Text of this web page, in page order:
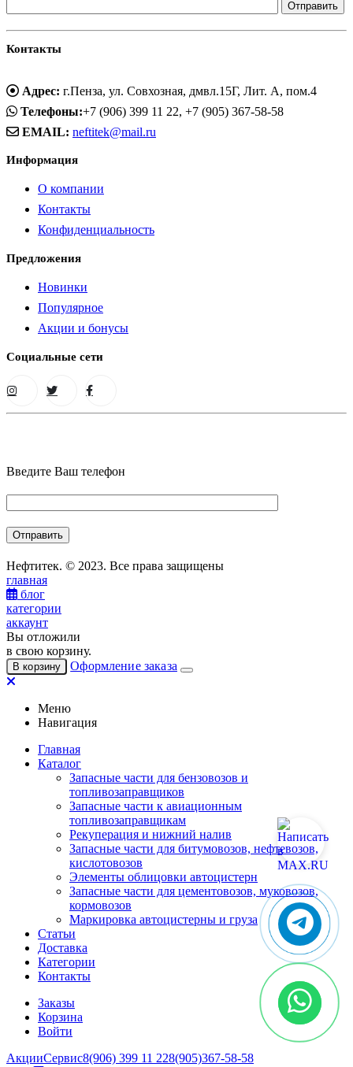
Контакты
Адрес: г.Пенза, ул. Совхозная, дмвл.15Г, Лит. А, пом.4
Телефоны:+7 (906) 399 11 22, +7 (905) 367-58-58
EMAIL: neftitek@mail.ru
Информация
О компании
Контакты
Конфиденциальность
Предложения
Новинки
Популярное
Акции и бонусы
Социальные сети
Введите Ваш телефон
Нефтитек. © 2023. Все права защищены
главная
блог
категории
аккаунт
Вы отложили
в свою корзину.
В корзину Оформление заказа
Меню
Навигация
Главная
Каталог
Запасные части для бензовозов и
топливозаправщиков
Запасные части к авиационным
топливозаправщикам
Рекуперация и нижний налив
Запасные части для битумовозов, нефтевозов,
кислотовозов
Элементы облицовки автоцистерн
Запасные части для цементовозов, муковозов,
кормовозов
Маркировка автоцистерны и груза
Статьи
Доставка
Категории
Контакты
Заказы
Корзина
Войти
АкцииСервис8(906) 399 11 228(905)367-58-58